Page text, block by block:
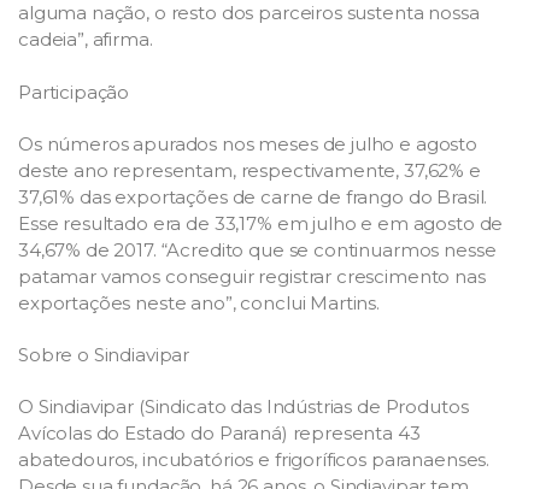
alguma nação, o resto dos parceiros sustenta nossa
cadeia”, afirma.
Participação
Os números apurados nos meses de julho e agosto
deste ano representam, respectivamente, 37,62% e
37,61% das exportações de carne de frango do Brasil.
Esse resultado era de 33,17% em julho e em agosto de
34,67% de 2017. “Acredito que se continuarmos nesse
patamar vamos conseguir registrar crescimento nas
exportações neste ano”, conclui Martins.
Sobre o Sindiavipar
O Sindiavipar (Sindicato das Indústrias de Produtos
Avícolas do Estado do Paraná) representa 43
abatedouros, incubatórios e frigoríficos paranaenses.